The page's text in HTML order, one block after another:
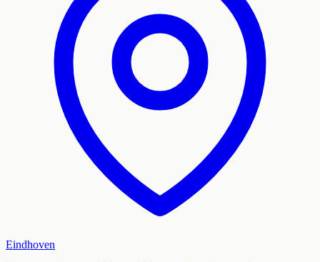
Eindhoven